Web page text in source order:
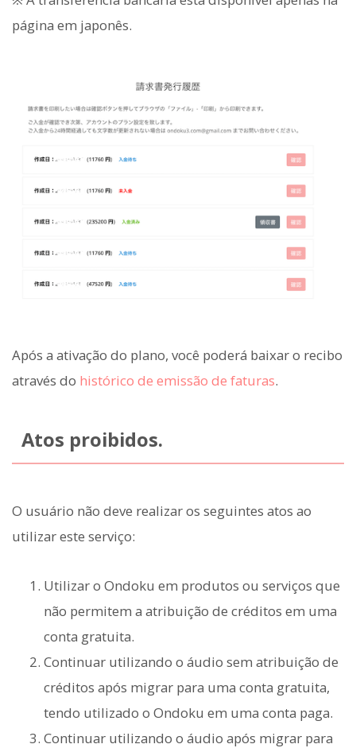
página em japonês.
Após a ativação do plano, você poderá baixar o recibo
através do histórico de emissão de faturas.
Atos proibidos.
O usuário não deve realizar os seguintes atos ao
utilizar este serviço:
Utilizar o Ondoku em produtos ou serviços que
não permitem a atribuição de créditos em uma
conta gratuita.
Continuar utilizando o áudio sem atribuição de
créditos após migrar para uma conta gratuita,
tendo utilizado o Ondoku em uma conta paga.
Continuar utilizando o áudio após migrar para